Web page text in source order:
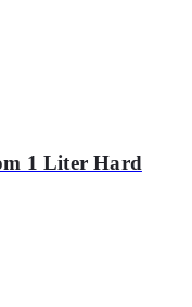
1 Liter Hard